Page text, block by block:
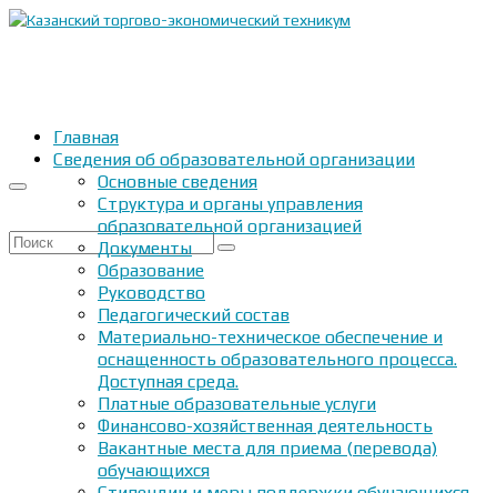
Искать:
Главная
Сведения об образовательной организации
Основные сведения
Структура и органы управления
образовательной организацией
Документы
Образование
Руководство
Педагогический состав
Материально-техническое обеспечение и
оснащенность образовательного процесса.
Доступная среда.
Платные образовательные услуги
Финансово-хозяйственная деятельность
Вакантные места для приема (перевода)
обучающихся